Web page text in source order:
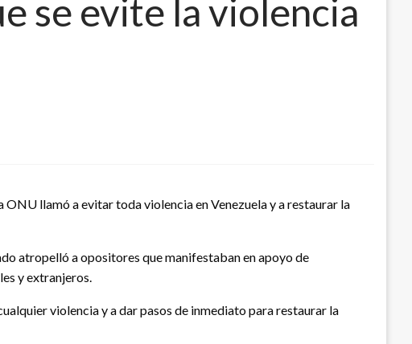
se evite la violencia
ONU llamó a evitar toda violencia en Venezuela y a restaurar la
atropelló a opositores que manifestaban en apoyo de
y extranjeros.
violencia y a dar pasos de inmediato para restaurar la